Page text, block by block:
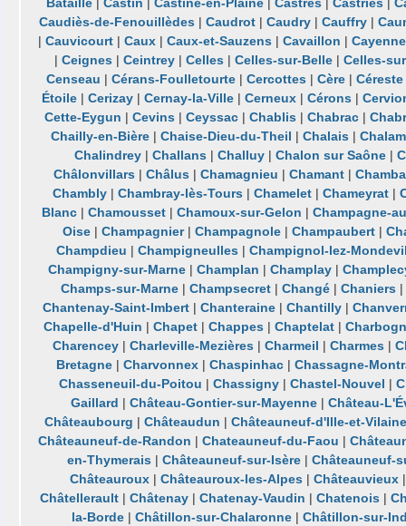
Caudiès-de-Fenouillèdes| Caudrot| Caudry| Cauffry|
|Cauvicourt |Caux |Caux-et-Sauzens |Cavaillon |Cayenne
|Ceignes |Ceintrey |Celles |Celles-sur-Belle |Celles-
Censeau | Cérans-Foulletourte| Cercottes| Cère| Céreste
Étoile| Cerizay| Cernay-la-Ville| Cerneux| Cérons|
Cette-Eygun | Cevins| Ceyssac| Chablis| Chabrac|
Chailly-en-Bière| Chaise-Dieu-du-Theil | Chalais|
Chalindrey |Challans |Challuy |Chalon sur Saône |
Châlonvillars |Châlus |Chamagnieu |Chamant |
Chambly |Chambray-lès-Tours |Chamelet |Chameyrat |
Blanc |Chamousset |Chamoux-sur-Gelon |Champagne-
Oise| Champagnier| Champagnole| Champaubert|
Champdieu |Champigneulles |Champignol-lez-
Champigny-sur-Marne| Champlan | Champlay|
Champs-sur-Marne |Champsecret |Changé |Chaniers
Chantenay-Saint-Imbert |Chanteraine |Chantilly |
Chapelle-d'Huin | Chapet| Chappes| Chaptelat|
Charencey |Charleville-Mezières |Charmeil |Charmes |
Bretagne| Charvonnex| Chaspinhac| Chassagne-
Chasseneuil-du-Poitou | Chassigny| Chastel-Nouvel |
Gaillard | Château-Gontier-sur-Mayenne| Château-
Châteaubourg | Châteaudun | Châteauneuf-d'Ille-et-Vilaine
Châteauneuf-de-Randon |Chateauneuf-du-Faou |
en-Thymerais |Châteauneuf-sur-Isère |Châteauneuf-
Châteauroux| Châteauroux-les-Alpes| Châteauvieux
Châtellerault |Châtenay |Chatenay-Vaudin |Chatenois |
la-Borde |Châtillon-sur-Chalaronne |Châtillon-sur-